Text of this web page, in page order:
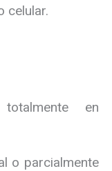
celular.
totalmente en
o parcialmente